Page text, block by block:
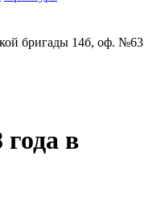
бригады 14б, оф. №63
в